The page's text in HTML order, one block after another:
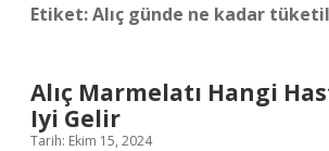
Etiket:Alıç günde ne kadar
Alıç Marmelatı Hangi
Iyi Gelir
Tarih: Ekim 15, 2024